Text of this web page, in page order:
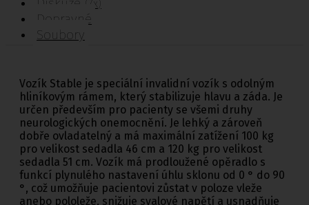
(7x)
Dopravné
Soubory
Vozík Stable je speciální invalidní vozík s odolným
hliníkovým rámem, který stabilizuje hlavu a záda. Je
určen především pro pacienty se všemi druhy
neurologických onemocnění. Je lehký a zároveň
dobře ovladatelný a má maximální zatížení 100 kg
pro velikost sedadla 46 cm a 120 kg pro velikost
sedadla 51 cm. Vozík má prodloužené opěradlo s
funkcí plynulého nastavení úhlu sklonu od 0 ° do 90
°, což umožňuje pacientovi zůstat v poloze vleže
anebo pololeže, snižuje svalové napětí a usnadňuje